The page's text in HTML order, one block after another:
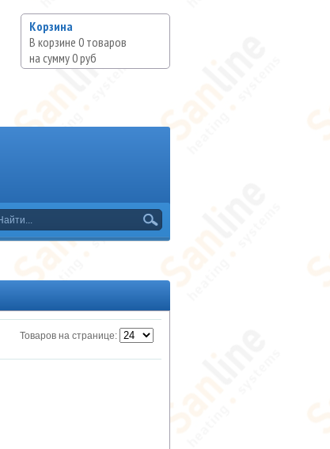
Корзина
В корзине 0 товаров
на сумму0 руб
Товаров на странице: